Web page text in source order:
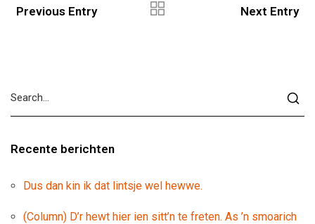
Previous Entry Next Entry
Recente berichten
Dus dan kin ik dat lintsje wel hewwe.
(Column) D’r hewt hier ien sitt’n te freten. As ’n smoarich